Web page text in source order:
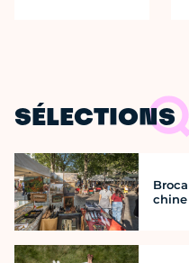
SÉLECTIONS
chine